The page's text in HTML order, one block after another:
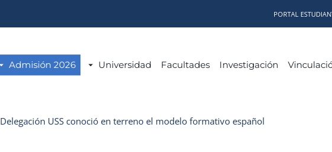
PORTAL
Admisión 2026 Universidad Facultades Investigación
Delegación USS conoció en terreno el modelo formativo español